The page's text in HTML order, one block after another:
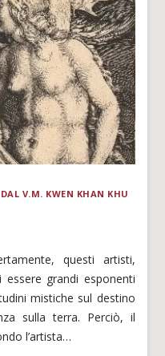
V.M. KWEN KHAN KHU
questi artisti,
grandi esponenti
mistiche sul destino
sulla terra. Perciò, il
l’artista…